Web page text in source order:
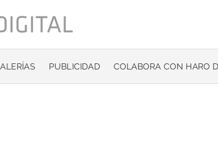
PUBLICIDAD COLABORA CON HARO